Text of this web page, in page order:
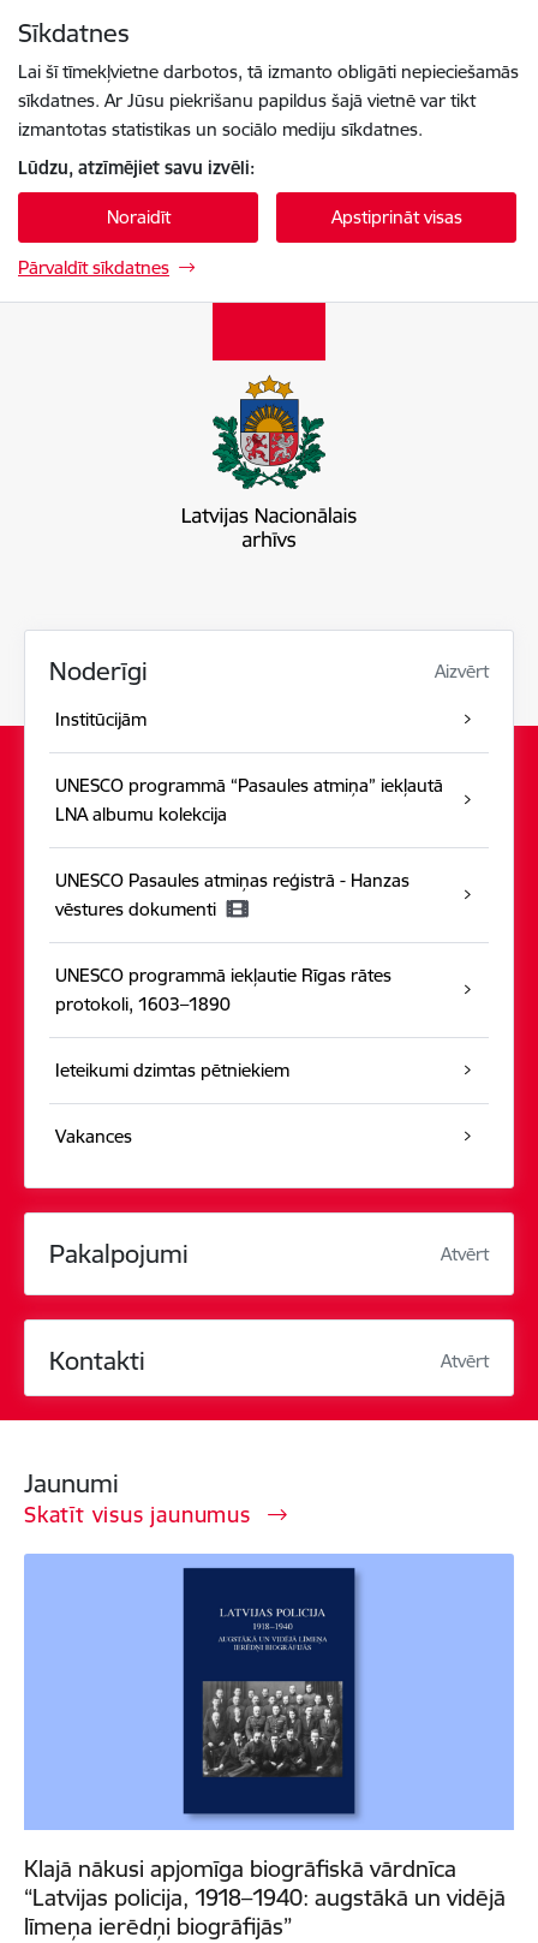
Sīkdatnes
Lai šī tīmekļvietne darbotos, tā izmanto obligāti nepieciešamās
sīkdatnes. Ar Jūsu piekrišanu papildus šajā vietnē var tikt
izmantotas statistikas un sociālo mediju sīkdatnes.
Lūdzu, atzīmējiet savu izvēli:
Noraidīt Apstiprināt visas
Pārvaldīt sīkdatnes
Noderīgi Aizvērt
Institūcijām
UNESCO programmā “Pasaules atmiņa” iekļautā
LNA albumu kolekcija
UNESCO Pasaules atmiņas reģistrā - Hanzas
vēstures dokumenti
UNESCO programmā iekļautie Rīgas rātes
protokoli, 1603–1890
Ieteikumi dzimtas pētniekiem
Vakances
Pakalpojumi Atvērt
Kontakti Atvērt
Jaunumi
Skatīt visus jaunumus
Klajā nākusi apjomīga biogrāfiskā vārdnīca
“Latvijas policija, 1918–1940: augstākā un vidējā
līmeņa ierēdņi biogrāfijās”